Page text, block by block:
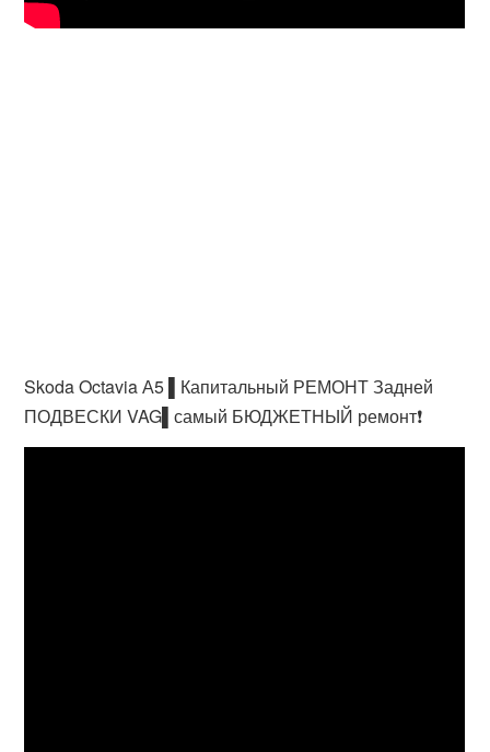
Skoda Octavia А5 ▌Капитальный РЕМОНТ Задней
ПОДВЕСКИ VAG▌самый БЮДЖЕТНЫЙ ремонт❗